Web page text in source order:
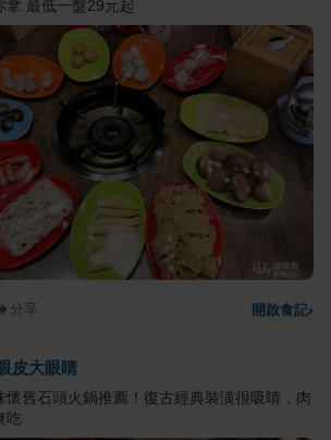
拿 最低一盤29元起
分享 開啟食記›
皮大眼睛
懷舊石頭火鍋推薦！復古經典裝潢很吸睛，肉
吃